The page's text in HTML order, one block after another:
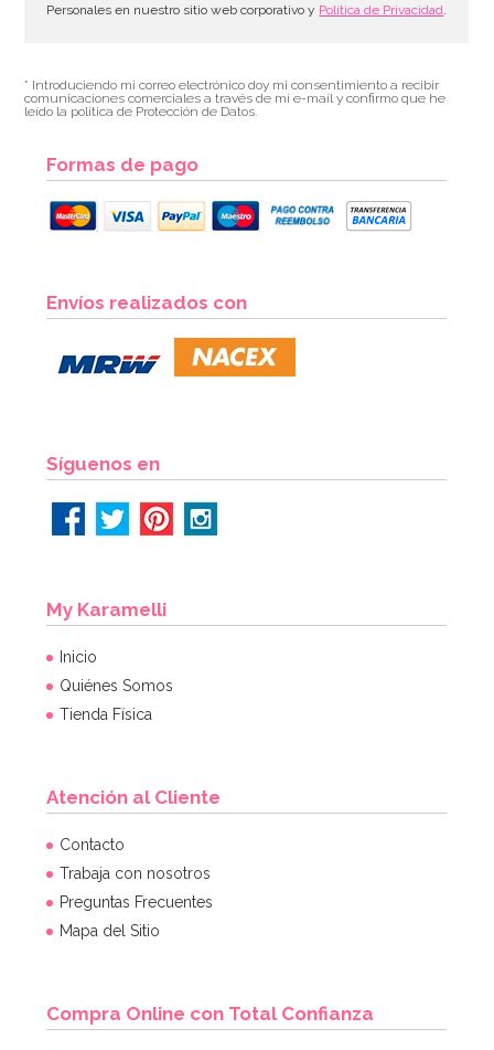
Personales en nuestro sitio web corporativo y Política de Privacidad.
* Introduciendo mi correo electrónico doy mi consentimiento a recibir
comunicaciones comerciales a través de mi e-mail y confirmo que he
leído la política de Protección de Datos.
Formas de pago
Envíos realizados con
Síguenos en
My Karamelli
Inicio
Quiénes Somos
Tienda Física
Atención al Cliente
Contacto
Trabaja con nosotros
Preguntas Frecuentes
Mapa del Sitio
Compra Online con Total Confianza